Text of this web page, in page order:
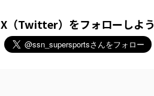
X（Twitter）をフォローしよう